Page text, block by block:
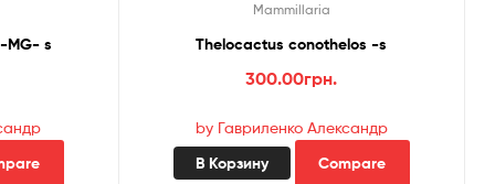
MG- s
Mammillaria
Thelocactus conothelos -s
300.00грн.
by Гавриленко Александр
В Корзину Compare